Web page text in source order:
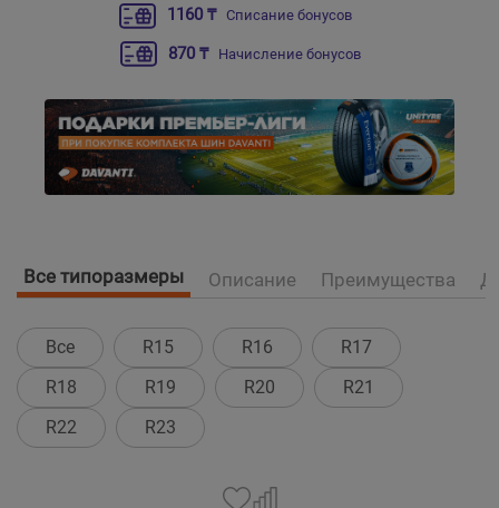
1160 ₸ Списание бонусов
870 ₸ Начисление бонусов
Все типоразмеры Описание Преимущества
Все R15 R16
R17
R18
R19 R20
R21
R22
R23